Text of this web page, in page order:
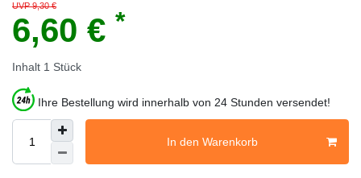
UVP 9,30 €
6,60 € *
Inhalt 1 Stück
Ihre Bestellung wird innerhalb von 24 Stunden versendet!
In den Warenkorb